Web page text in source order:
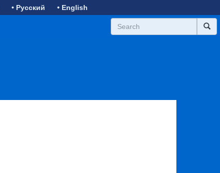
• Русский • English